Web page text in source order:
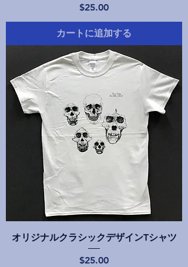
価格
$25.00
カートに追加する
オリジナルクラシックデザインTシャツ
価格
$25.00